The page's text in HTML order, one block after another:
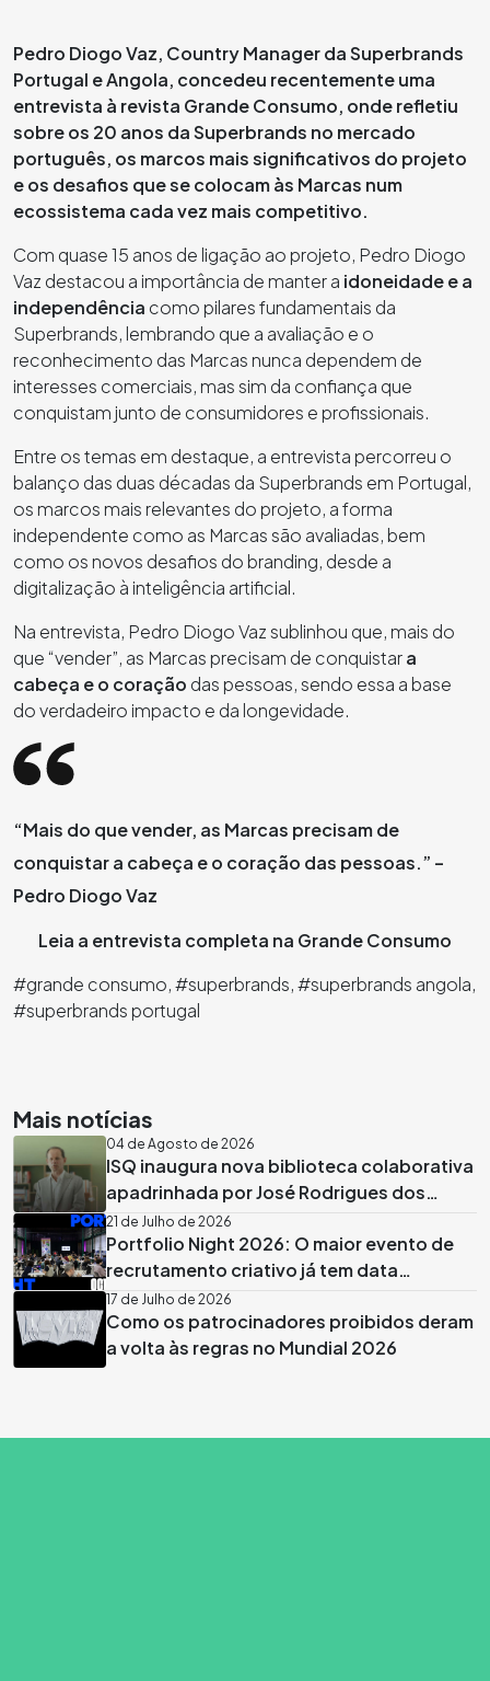
Pedro Diogo Vaz, Country Manager da Superbrands
Portugal e Angola, concedeu recentemente uma
entrevista à revista Grande Consumo, onde refletiu
sobre os 20 anos da Superbrands no mercado
português, os marcos mais significativos do projeto
e os desafios que se colocam às Marcas num
ecossistema cada vez mais competitivo.
Com quase 15 anos de ligação ao projeto, Pedro Diogo
Vaz destacou a importância de manter a idoneidade e a
independência como pilares fundamentais da
Superbrands, lembrando que a avaliação e o
reconhecimento das Marcas nunca dependem de
interesses comerciais, mas sim da confiança que
conquistam junto de consumidores e profissionais.
Entre os temas em destaque, a entrevista percorreu o
balanço das duas décadas da Superbrands em Portugal,
os marcos mais relevantes do projeto, a forma
independente como as Marcas são avaliadas, bem
como os novos desafios do branding, desde a
digitalização à inteligência artificial.
Na entrevista, Pedro Diogo Vaz sublinhou que, mais do
que “vender”, as Marcas precisam de conquistara
cabeça e o coração das pessoas, sendo essa a base
do verdadeiro impacto e da longevidade.
“Mais do que vender, as Marcas precisam de
conquistar a cabeça e o coração das pessoas.” –
Pedro Diogo Vaz
Leia a entrevista completa na Grande Consumo
#grande consumo, #superbrands, #superbrands angola,
#superbrands portugal
Mais notícias
04 de Agosto de 2026
ISQ inaugura nova biblioteca colaborativa
apadrinhada por José Rodrigues dos
Santos
21 de Julho de 2026
Portfolio Night 2026: O maior evento de
recrutamento criativo já tem data
marcada em Lisboa
17 de Julho de 2026
Como os patrocinadores proibidos deram
a volta às regras no Mundial 2026